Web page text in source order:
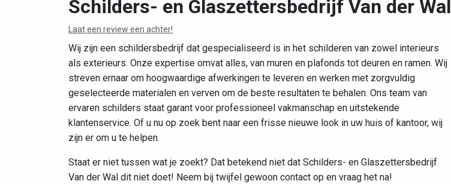
Schilders- en Glaszettersbedrijf Van der Wal
Laat een review een achter!
Wij zijn een schildersbedrijf dat gespecialiseerd is in het schilderen van zowel interieurs
als exterieurs. Onze expertise omvat alles, van muren en plafonds tot deuren en ramen. Wij
streven ernaar om hoogwaardige afwerkingen te leveren en werken met zorgvuldig
geselecteerde materialen en verven om de beste resultaten te behalen. Ons team van
ervaren schilders staat garant voor professioneel vakmanschap en uitstekende
klantenservice. Of u nu op zoek bent naar een frisse nieuwe look in uw huis of kantoor, wij
zijn er om u te helpen.
Staat er niet tussen wat je zoekt? Dat betekend niet dat Schilders- en Glaszettersbedrijf
Van der Wal dit niet doet! Neem bij twijfel gewoon contact op en vraag het na!